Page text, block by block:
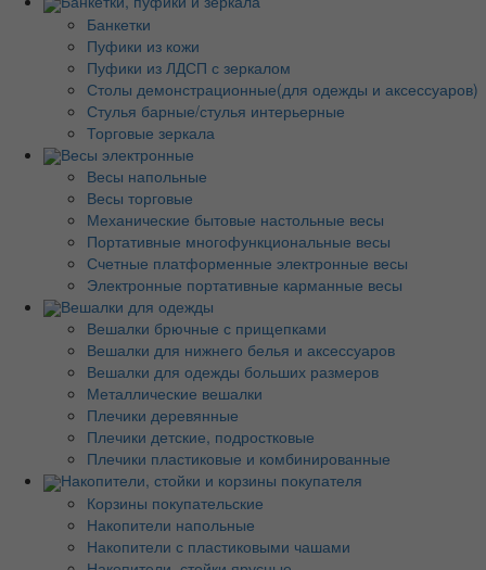
Банкетки
Пуфики из кожи
Пуфики из ЛДСП с зеркалом
Столы демонстрационные(для одежды и аксессуаров)
Стулья барные/стулья интерьерные
Торговые зеркала
Весы электронные
Весы напольные
Весы торговые
Механические бытовые настольные весы
Портативные многофункциональные весы
Счетные платформенные электронные весы
Электронные портативные карманные весы
Вешалки для одежды
Вешалки брючные с прищепками
Вешалки для нижнего белья и аксессуаров
Вешалки для одежды больших размеров
Металлические вешалки
Плечики деревянные
Плечики детские, подростковые
Плечики пластиковые и комбинированные
Накопители, стойки и корзины покупателя
Корзины покупательские
Накопители напольные
Накопители с пластиковыми чашами